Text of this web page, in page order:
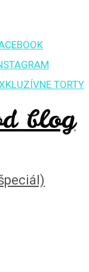
TORTY